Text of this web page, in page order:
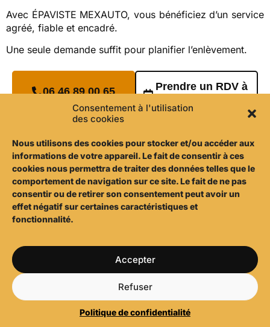
Consentement à l'utilisation
des cookies
Nous utilisons des cookies pour stocker et/ou accéder aux
informations de votre appareil. Le fait de consentir à ces
cookies nous permettra de traiter des données telles que le
comportement de navigation sur ce site. Le fait de ne pas
consentir ou de retirer son consentement peut avoir un
effet négatif sur certaines caractéristiques et
fonctionnalité.
Accepter
Refuser
Politique de confidentialité
Avec ÉPAVISTE MEXAUTO, vous bénéficiez d’un service
agréé, fiable et encadré.
Une seule demande suffit pour planifier l’enlèvement.
06 46 89 00 65
Prendre un RDV à
Jeumont